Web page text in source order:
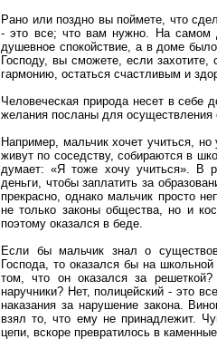
Рано или поздно вы поймете, что
- это все; что вам нужно. На самом
душевное спокойствие, а в доме
Господу, вы сможете, если
гармонию, остаться счастливым и
Человеческая природа несет в себе
желания посланы для
Например, мальчик хочет учиться,
живут по соседству, собираются в
думает: «Я тоже хочу учиться». В
деньги, чтобы заплатить за
прекрасно, однако мальчик просто
не только законы общества, но и
поэтому оказался в беде.
Если бы мальчик знал о
Господа, то оказался бы на
том, что он оказался за
наручники? Нет, полицейский - это
наказания за нарушение закона.
взял то, что ему не принадлежит.
цепи, вскоре превратилось в